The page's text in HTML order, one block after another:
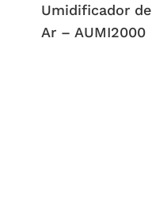
Umidificador de
Ar – AUMI2000